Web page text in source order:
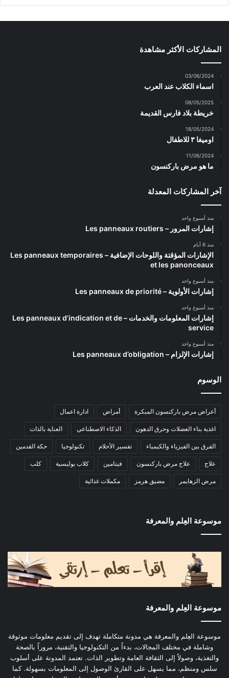
المشاركات الأكثر مشاهدة
03/06/2024
اسماء الكلاب عند العرب
08/05/2025
خريطة بلاد فارس القديمة
18/05/2024
اوميغا ٣ للاطفال
11/06/2024
ما هو مرض باركنسون
آخر المشاركات المعدلة
منذ أسبوع واحد
إشارات المرور – Les panneaux routiers
منذ 6 أيام
الإشارات المؤقتة واللوحات الإضافية – Les panneaux temporaires
et les panonceaux
منذ أسبوع واحد
إشارات الأولوية – Les panneaux de priorité
منذ أسبوع واحد
إشارات المعلومات والخدمات – Les panneaux d’indication et de
service
منذ أسبوع واحد
إشارات الإلزام – Les panneaux d’obligation
الوسوم
أعراض مرض باركنسون المبكرة أمراض ادارة اعمال
اغذية بناء العضلات وحرق الدهون الذكاء الاصطناعي العناية بالذات
الفرق بين الفيزياء والكيمياء تفسير الأحلام تكنولوجيا حكة القدمين
علاج علاج مرض باركنسون فيتامين كلاب بوليسية كلب
مرض الزهايمر مضيق هرمز مكملات غذائية
موسوعة العِلم والمعرفة
موسوعة العِلم والمعرفة
موسوعة العِلم والمعرفة هي مدونة متكاملة تهدف إلى تقديم معلومات موثوقة
وشاملة في مختلف المجالات، بدءاً من التكنولوجيا والتقنية، مروراً بالصحة
والتغذية، وصولاً إلى الثقافة العامة وتطوير الذات. تعتمد المدونة على أسلوب
سلس ومنظم، مما يسهل على القارئ الوصول إلى المعلومات بسهولة. كما